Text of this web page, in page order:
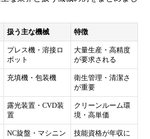
扱う主な機械 特徴
プレス機・溶接ロ
ボット
大量生産・高精度
が要求される
充填機・包装機
衛生管理・清潔さ
が重要
露光装置・CVD装
置
クリーンルーム環
境・高単価
NC旋盤・マシニン
技能資格が年収に